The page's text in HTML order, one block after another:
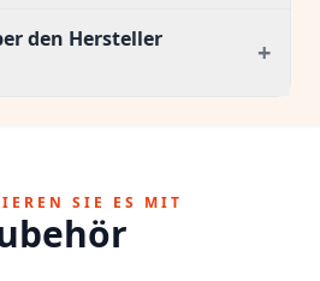
den Hersteller
+
SIE ES MIT